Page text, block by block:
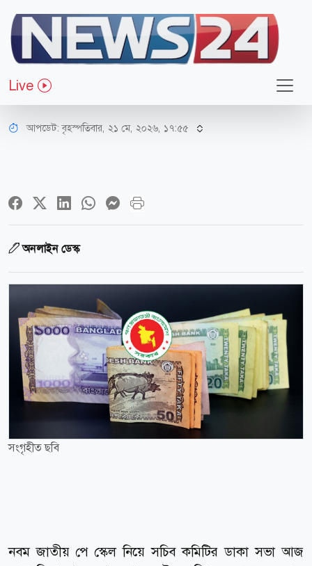
Live
অর্থ-বাণিজ্য
পে স্কেলের সভা শেষ, সিদ্ধান্ত নিয়ে যা
জানা গেল
আপডেট: বৃহস্পতিবার, ২১ মে, ২০২৬, ১৭:৫৫
অনলাইন ডেস্ক
সংগৃহীত ছবি
নবম জাতীয় পে স্কেল নিয়ে সচিব কমিটির ডাকা সভা আজ